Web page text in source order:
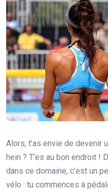
Alors, t’as envie de devenir
hein ? T’es au bon endroit !
dans ce domaine, c’est un
vélo : tu commences à